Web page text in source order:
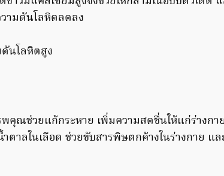
ามดันโลหิตลดลง
คุณช่วยแก้กระหาย เพิ่มความสดชื่นให้แก่ร่างก
ตาลในเลือด ช่วยขับสารพิษตกค้างในร่างกาย แ